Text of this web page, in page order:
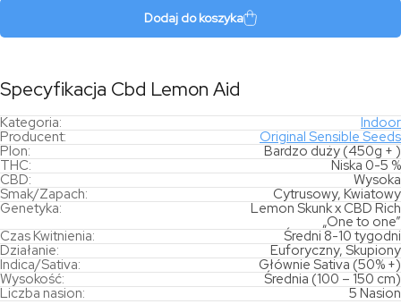
Dodaj do koszyka
Specyfikacja Cbd Lemon Aid
Kategoria:
Indoor
Producent:
Original Sensible Seeds
Plon:
Bardzo duży (450g + )
THC:
Niska 0-5 %
CBD:
Wysoka
Smak/Zapach:
Cytrusowy, Kwiatowy
Genetyka:
Lemon Skunk x CBD Rich
„One to one”
Czas Kwitnienia:
Średni 8-10 tygodni
Działanie:
Euforyczny, Skupiony
Indica/Sativa:
Głównie Sativa (50% +)
Wysokość:
Średnia (100 – 150 cm)
Liczba nasion:
5 Nasion